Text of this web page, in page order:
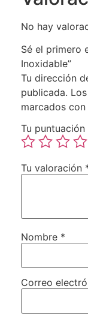
No hay
Sé el primero
Inoxidable”
Tu dirección
publicada.
marcados con
Tu puntuación
Tu valoración
Nombre *
Correo